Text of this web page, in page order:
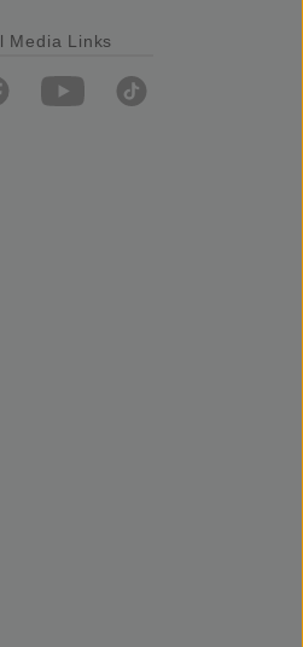
Media Links